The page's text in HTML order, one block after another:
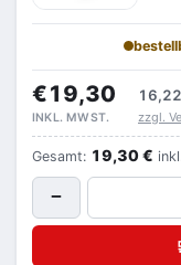
€19,30
INKL. MWST. zzgl.
Gesamt: 19,30 €
−